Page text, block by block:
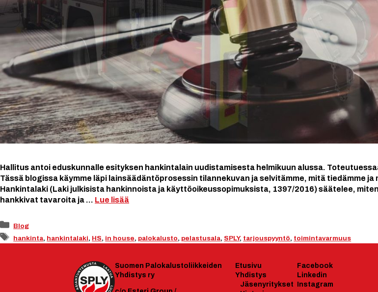
Hallitus antoi eduskunnalle esityksen hankintalain uudistamisesta helmikuun alussa.
Tässä blogissa käymme läpi lainsäädäntöprosessin tilannekuvan ja selvitämme, mitä tiedämme
Hankintalaki (Laki julkisista hankinnoista ja käyttöoikeussopimuksista, 1397/2016) säätelee,
hankkivat tavaroita ja … Lue lisää
Kategoriat
Blog
Avainsanat
hankinta, hankintalaki, HS, in house, palokalusto, pelastusala, SPLY, tarjouspyyntö, toimintavarmuus
Suomen Palokalustoliikkeiden
Yhdistys ry
Etusivu
Yhdistys
Jäsenyritykset
Facebook
Linkedin
Instagram